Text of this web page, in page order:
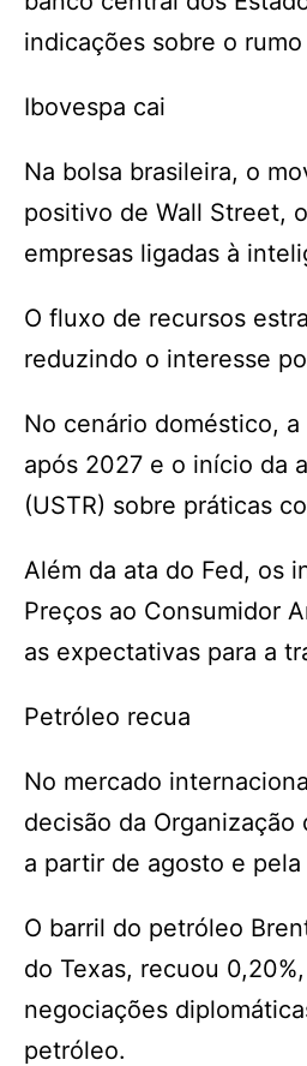
indicações sobre o
Ibovespa cai
Na bolsa brasileira, o
positivo de Wall Street,
empresas ligadas à
O fluxo de recursos
reduzindo o interesse
No cenário doméstico,
após 2027 e o início da
(USTR) sobre práticas
Além da ata do Fed, os
Preços ao Consumidor
as expectativas para a
Petróleo recua
No mercado
decisão da
a partir de agosto e
O barril do petróleo
do Texas, recuou
negociações
petróleo.